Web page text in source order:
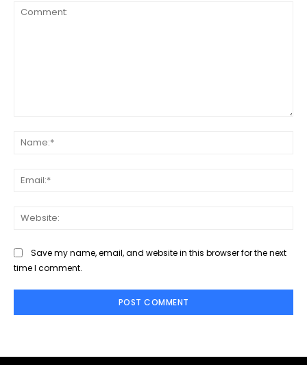
Save my name, email, and website in this browser for the next
time I comment.